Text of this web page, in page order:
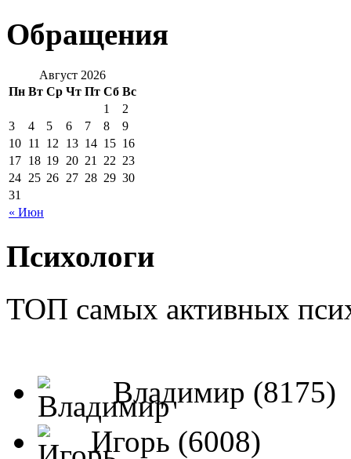
Обращения
Август 2026
Пн Вт Ср Чт Пт Сб Вс
« Июн
1
2
3
4 5 6 7 8
9
10 11 12 13 14 15 16
17 18 19 20 21 22 23
24 25 26 27 28 29 30
31
Психологи
ТОП самых активных
Владимир (8175)
Игорь (6008)